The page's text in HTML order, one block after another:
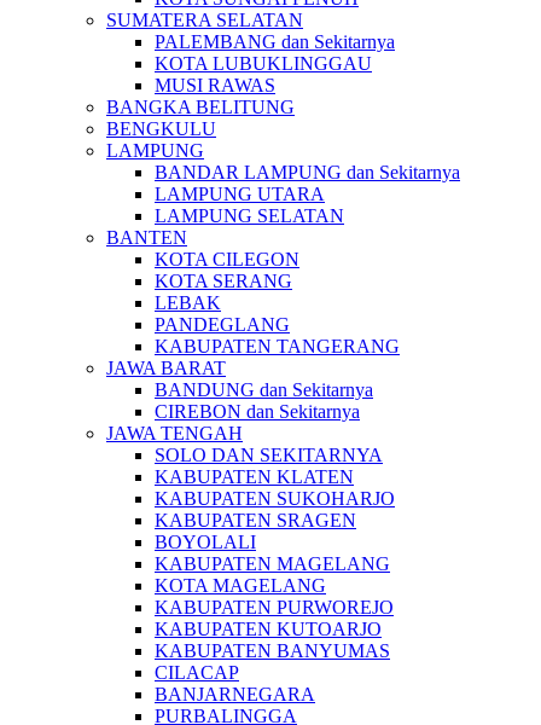
SUMATERA SELATAN
PALEMBANG dan Sekitarnya
KOTA LUBUKLINGGAU
MUSI RAWAS
BANGKA BELITUNG
BENGKULU
LAMPUNG
BANDAR LAMPUNG dan Sekitarnya
LAMPUNG UTARA
LAMPUNG SELATAN
BANTEN
KOTA CILEGON
KOTA SERANG
LEBAK
PANDEGLANG
KABUPATEN TANGERANG
JAWA BARAT
BANDUNG dan Sekitarnya
CIREBON dan Sekitarnya
JAWA TENGAH
SOLO DAN SEKITARNYA
KABUPATEN KLATEN
KABUPATEN SUKOHARJO
KABUPATEN SRAGEN
BOYOLALI
KABUPATEN MAGELANG
KOTA MAGELANG
KABUPATEN PURWOREJO
KABUPATEN KUTOARJO
KABUPATEN BANYUMAS
CILACAP
BANJARNEGARA
PURBALINGGA